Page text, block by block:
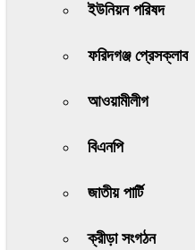
ইউনিয়ন পরিষদ
ফরিদগঞ্জ প্রেসক্লাব
আওয়ামীলীগ
বিএনপি
জাতীয় পার্টি
ক্রীড়া সংগঠন